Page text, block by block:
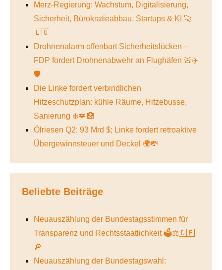
Merz-Regierung: Wachstum, Digitalisierung,
Sicherheit, Bürokratieabbau, Startups & KI 🚀
🇪🇺
Drohnenalarm offenbart Sicherheitslücken –
FDP fordert Drohnenabwehr an Flughäfen 🚨✈️
🛡️
Die Linke fordert verbindlichen
Hitzeschutzplan: kühle Räume, Hitzebusse,
Sanierung ❄️🚐🏥
Ölriesen Q2: 93 Mrd $; Linke fordert retroaktive
Übergewinnsteuer und Deckel 🌍💸
Beliebte Beiträge
Neuauszählung der Bundestagsstimmen für
Transparenz und Rechtsstaatlichkeit 🗳️⚖️🇩🇪
🔎
Neuauszählung der Bundestagswahl: